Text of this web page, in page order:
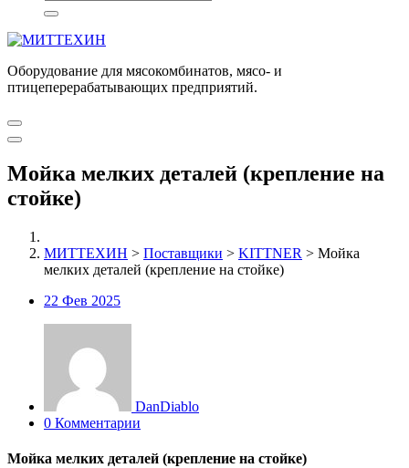
Оборудование для мясокомбинатов, мясо- и
птицеперерабатывающих предприятий.
Мойка мелких деталей (крепление на
стойке)
МИТТЕХИН > Поставщики > KITTNER > Мойка
мелких деталей (крепление на стойке)
22 Фев 2025
DanDiablo
0 Комментарии
Мойка мелких деталей (крепление на стойке)